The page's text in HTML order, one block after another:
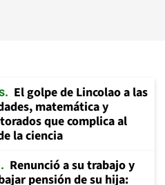
El golpe de Lincolao a las
matemática y
que complica al
la ciencia
Renunció a su trabajo y
pensión de su hija: